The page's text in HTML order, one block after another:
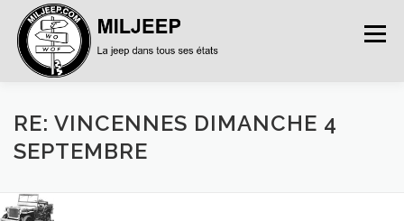
Menu
ACCUEIL ARTICLES PETITES ANNONCES
RE: VINCENNES DIMANCHE 4
SEPTEMBRE